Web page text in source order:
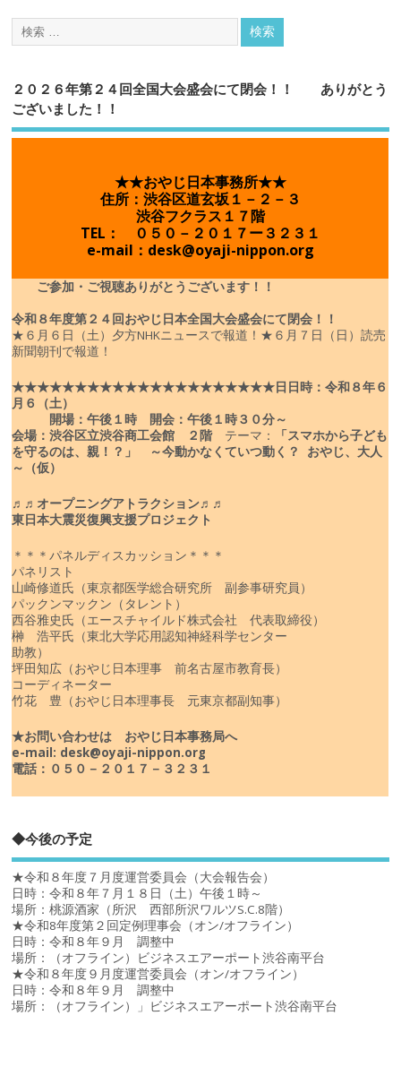
２０２６年第２４回全国大会盛会にて閉会！！ ありがとう
ございました！！
★★おやじ日本事務所★★
住所：渋谷区道玄坂１－２－３
渋谷フクラス１７階
TEL： ０５０－２０１７ー３２３１
e-mail：desk@oyaji-nippon.org
ご参加・ご視聴ありがとうございます！！
令和８年度第２４回おやじ日本全国大会盛会にて閉会！！
★６月６日（土）夕方NHKニュースで報道！ ★６月７日（日）読売
新聞朝刊で報道！
★★★★★★★★★★★★★★★★★★★★★日 日時：令和８年６
月６（土）
開場：午後１時 開会：午後１時３０分～
会場：渋谷区立渋谷商工会館 ２階 テーマ：
「スマホから子ども
を守るのは、親！？」
～今動かなくていつ動く？ おやじ、大人
～（仮）
♬♬オープニングアトラクション♬♬
東日本大震災復興支援プロジェクト
＊＊＊パネルディスカッション＊＊＊
パネリスト
山崎修道氏（東京都医学総合研究所 副参事研究員）
パックンマックン（タレント）
西谷雅史氏（エースチャイルド株式会社 代表取締役）
榊 浩平氏（東北大学応用認知神経科学センター
助教）
坪田知広（おやじ日本理事 前名古屋市教育長）
コーディネーター
竹花 豊（おやじ日本理事長 元東京都副知事）
★お問い合わせは おやじ日本事務局へ
e-mail: desk@oyaji-nippon.org
電話：０５０－２０１７－３２３１
◆今後の予定
★令和８年度７月度運営委員会（大会報告会）
日時：令和８年７月１８日（土）午後１時～
場所：桃源酒家（所沢 西部所沢ワルツS.C.8階）
★令和8年度第２回定例理事会（オン/オフライン）
日時：令和８年９月 調整中
場所：（オフライン）ビジネスエアーポート渋谷南平台
★令和８年度９月度運営委員会（オン/オフライン）
日時：令和８年９月 調整中
場所：（オフライン）」ビジネスエアーポート渋谷南平台